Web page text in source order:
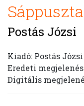
Postás Józsi
Kiadó: Postás Józsi
Eredeti megjelenés:
Digitális